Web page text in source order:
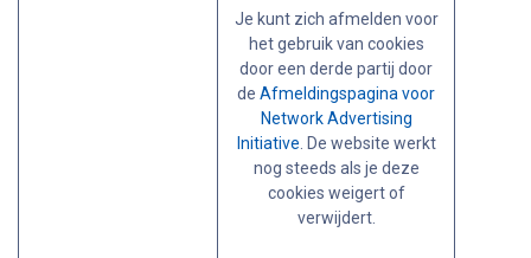
Je kunt zich afmelden voor
het gebruik van cookies
door een derde partij door
de Afmeldingspagina voor
Network Advertising
Initiative . De website werkt
nog steeds als je deze
cookies weigert of
verwijdert.